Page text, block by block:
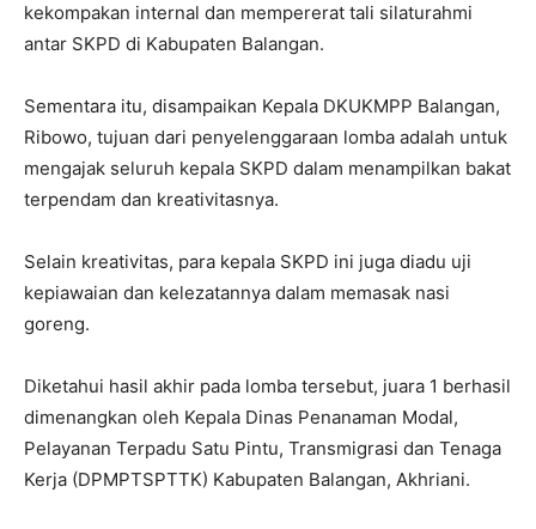
kekompakan internal dan mempererat tali silaturahmi
antar SKPD di Kabupaten Balangan.
Sementara itu, disampaikan Kepala DKUKMPP Balangan,
Ribowo, tujuan dari penyelenggaraan lomba adalah untuk
mengajak seluruh kepala SKPD dalam menampilkan bakat
terpendam dan kreativitasnya.
Selain kreativitas, para kepala SKPD ini juga diadu uji
kepiawaian dan kelezatannya dalam memasak nasi
goreng.
Diketahui hasil akhir pada lomba tersebut, juara 1 berhasil
dimenangkan oleh Kepala Dinas Penanaman Modal,
Pelayanan Terpadu Satu Pintu, Transmigrasi dan Tenaga
Kerja (DPMPTSPTTK) Kabupaten Balangan, Akhriani.